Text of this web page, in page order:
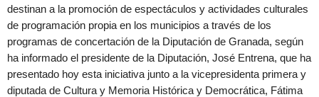
destinan a la promoción de espectáculos y actividades culturales
de programación propia en los municipios a través de los
programas de concertación de la Diputación de Granada, según
ha informado el presidente de la Diputación, José Entrena, que ha
presentado hoy esta iniciativa junto a la vicepresidenta primera y
diputada de Cultura y Memoria Histórica y Democrática, Fátima